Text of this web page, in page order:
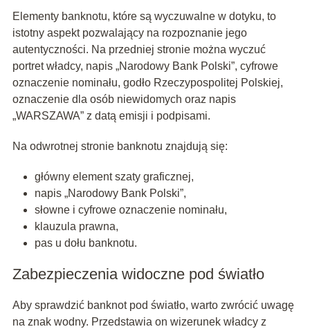
Elementy banknotu, które są wyczuwalne w dotyku, to
istotny aspekt pozwalający na rozpoznanie jego
autentyczności. Na przedniej stronie można wyczuć
portret władcy, napis „Narodowy Bank Polski”, cyfrowe
oznaczenie nominału, godło Rzeczypospolitej Polskiej,
oznaczenie dla osób niewidomych oraz napis
„WARSZAWA” z datą emisji i podpisami.
Na odwrotnej stronie banknotu znajdują się:
główny element szaty graficznej,
napis „Narodowy Bank Polski”,
słowne i cyfrowe oznaczenie nominału,
klauzula prawna,
pas u dołu banknotu.
Zabezpieczenia widoczne pod światło
Aby sprawdzić banknot pod światło, warto zwrócić uwagę
na znak wodny. Przedstawia on wizerunek władcy z